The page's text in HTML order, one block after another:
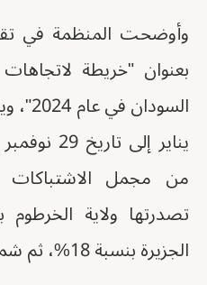
بعنوان "خريطة
من مجمل الاشتباكات
الجزيرة بنسبة 18%، ثم شمال دارفور بنسبة 16%.